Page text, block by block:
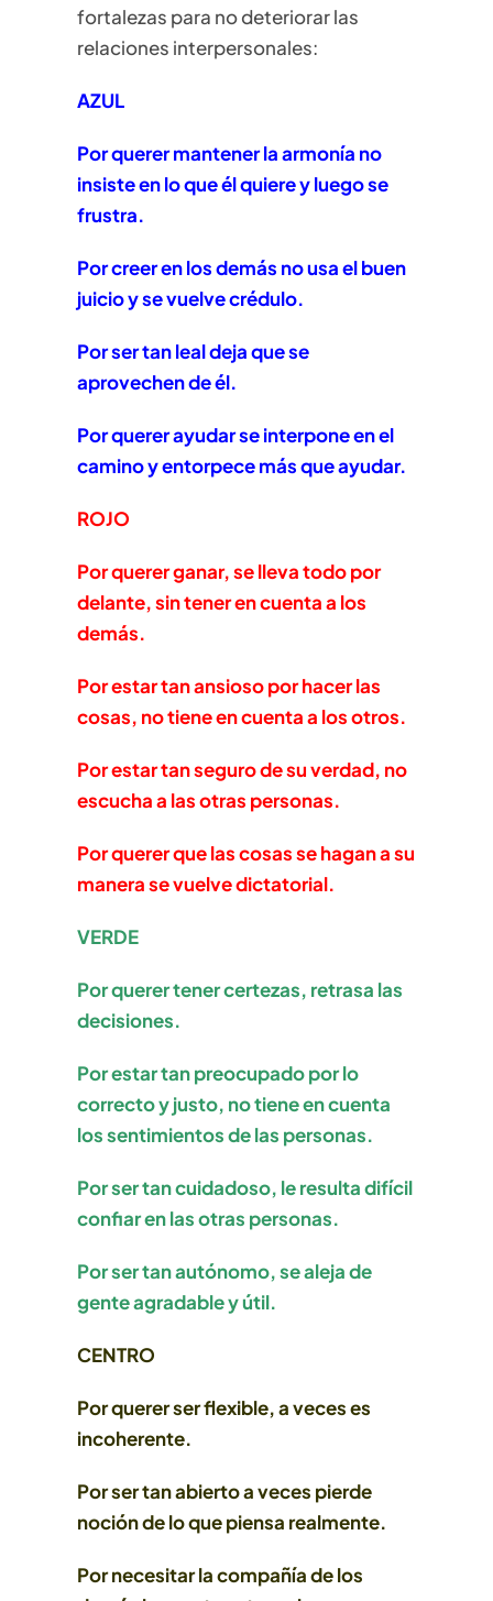
fortalezas para no deteriorar las
relaciones interpersonales:
AZUL
Por querer mantener la armonía no
insiste en lo que él quiere y luego se
frustra.
Por creer en los demás no usa el buen
juicio y se vuelve crédulo.
Por ser tan leal deja que se
aprovechen de él.
Por querer ayudar se interpone en el
camino y entorpece más que ayudar.
ROJO
Por querer ganar, se lleva todo por
delante, sin tener en cuenta a los
demás.
Por estar tan ansioso por hacer las
cosas, no tiene en cuenta a los otros.
Por estar tan seguro de su verdad, no
escucha a las otras personas.
Por querer que las cosas se hagan a su
manera se vuelve dictatorial.
VERDE
Por querer tener certezas, retrasa las
decisiones.
Por estar tan preocupado por lo
correcto y justo, no tiene en cuenta
los sentimientos de las personas.
Por ser tan cuidadoso, le resulta difícil
confiar en las otras personas.
Por ser tan autónomo, se aleja de
gente agradable y útil.
CENTRO
Por querer ser flexible, a veces es
incoherente.
Por ser tan abierto a veces pierde
noción de lo que piensa realmente.
Por necesitar la compañía de los